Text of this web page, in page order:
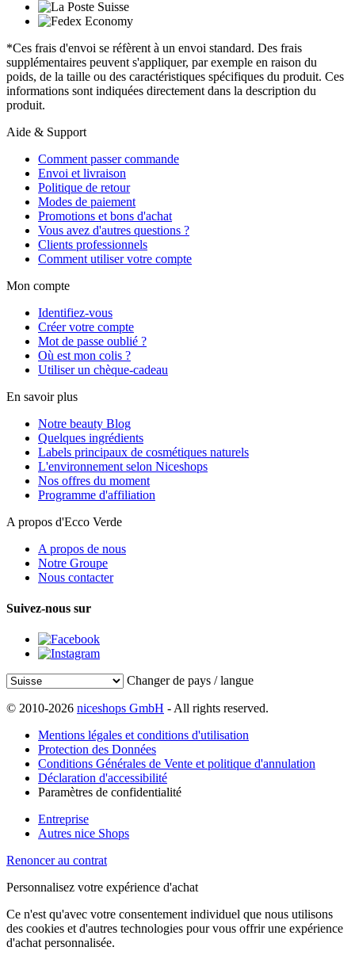
*Ces frais d'envoi se réfèrent à un envoi standard. Des frais
supplémentaires peuvent s'appliquer, par exemple en raison du
poids, de la taille ou des caractéristiques spécifiques du produit. Ces
informations sont indiquées directement dans la description du
produit.
Aide & Support
Comment passer commande
Envoi et livraison
Politique de retour
Modes de paiement
Promotions et bons d'achat
Vous avez d'autres questions ?
Clients professionnels
Comment utiliser votre compte
Mon compte
Identifiez-vous
Créer votre compte
Mot de passe oublié ?
Où est mon colis ?
Utiliser un chèque-cadeau
En savoir plus
Notre beauty Blog
Quelques ingrédients
Labels principaux de cosmétiques naturels
L'environnement selon Niceshops
Nos offres du moment
Programme d'affiliation
A propos d'Ecco Verde
A propos de nous
Notre Groupe
Nous contacter
Suivez-nous sur
Changer de pays / langue
© 2010-2026 niceshops GmbH - All rights reserved.
Mentions légales et conditions d'utilisation
Protection des Données
Conditions Générales de Vente et politique d'annulation
Déclaration d'accessibilité
Paramètres de confidentialité
Entreprise
Autres nice Shops
Renoncer au contrat
Personnalisez votre expérience d'achat
Ce n'est qu'avec votre consentement individuel que nous utilisons
des cookies et d'autres technologies pour vous offrir une expérience
d'achat personnalisée.